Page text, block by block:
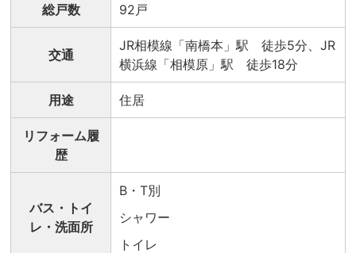
総戸数 92戸
交通
JR相模線「南橋本」駅 徒歩5分、JR
横浜線「相模原」駅 徒歩18分
用途 住居
リフォーム履
歴
バス・トイ
レ・洗面所
B・T別
シャワー
トイレ